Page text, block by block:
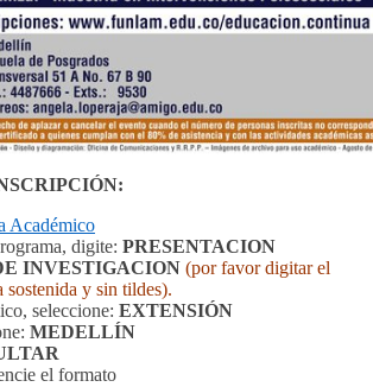
Académico
digite: PRESENTACION
INVESTIGACION (por favor digitar el
y sin tildes).
seleccione: EXTENSIÓN
MEDELLÍN
el formato